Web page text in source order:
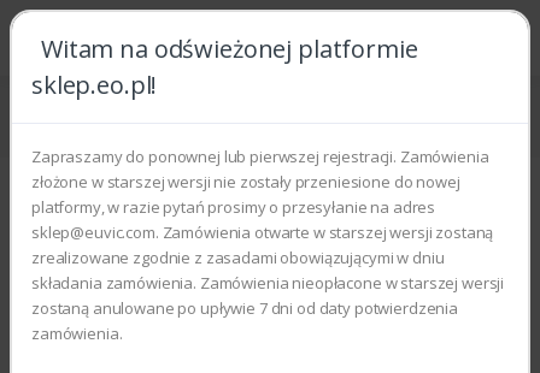
Witam na odświeżonej platformie
sklep.eo.pl!
Zapraszamy do ponownej lub pierwszej rejestracji. Zamówienia
złożone w starszej wersji nie zostały przeniesione do nowej
platformy, w razie pytań prosimy o przesyłanie na adres
sklep@euvic.com. Zamówienia otwarte w starszej wersji zostaną
zrealizowane zgodnie z zasadami obowiązującymi w dniu
składania zamówienia. Zamówienia nieopłacone w starszej wersji
zostaną anulowane po upływie 7 dni od daty potwierdzenia
zamówienia.
Strona główna Części zamienne